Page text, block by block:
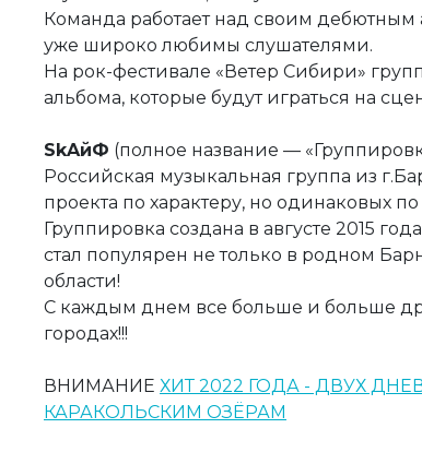
Команда работает над своим
уже широко любимы слушателями.
На рок-фестивале «Ветер Сибири»
альбома, которые будут играться на
SkAйФ (полное название —
Российская музыкальная группа из
проекта по характеру, но одинаковых
Группировка создана в августе 2015
стал популярен не только в родном
области!
С каждым днем все больше и больше
городах!!!
ВНИМАНИЕ ХИТ 2022 ГОДА - ДВУХ
КАРАКОЛЬСКИМ ОЗЁРАМ